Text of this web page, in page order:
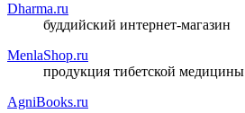
Dharma.ru
буддийский интернет-магазин
MenlaShop.ru
продукция тибетской медицины
AgniBooks.ru